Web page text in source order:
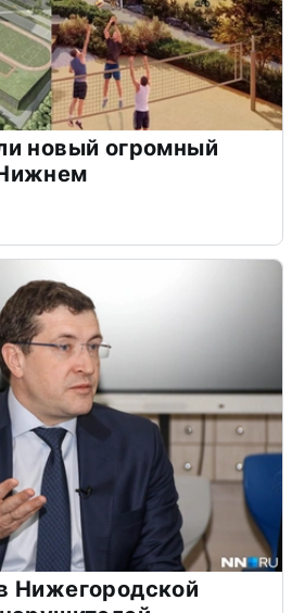
новый огромный
Нижегородской